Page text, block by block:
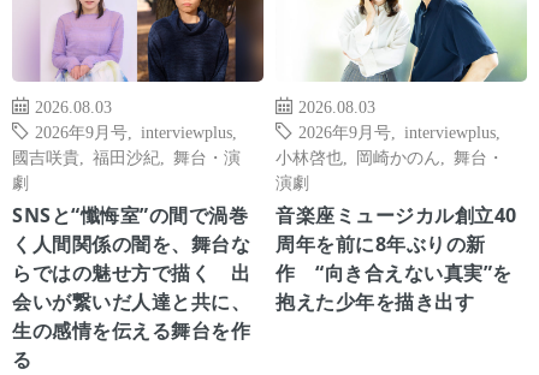
2026.08.03
2026年9月号
interviewplus
國吉咲貴
福田沙紀
舞台・演
劇
SNSと“懺悔室”の間で渦巻
く人間関係の闇を、舞台な
らではの魅せ方で描く 出
会いが繋いだ人達と共に、
生の感情を伝える舞台を作
る
2026.08.03
2026年9月号
interviewplus
小林啓也
岡崎かのん
舞台・
演劇
音楽座ミュージカル創立40
周年を前に8年ぶりの新
作 “向き合えない真実”を
抱えた少年を描き出す